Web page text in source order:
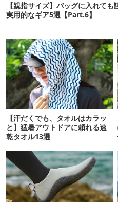
【親指サイズ】バッグに入れて
実用的なギア5選【Part.6】
【汗だくでも、タオルはカラッ
と】猛暑アウトドアに頼れる速
乾タオル13選